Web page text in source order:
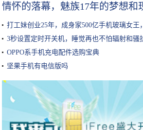
情怀的落幕，魅族17年的梦想和
打工妹创业25年，成身家500亿手机玻璃女王
3秒设置定时开关机，睡觉再也不怕辐射和骚
OPPO系手机充电配件选购宝典
坚果手机有电信版吗